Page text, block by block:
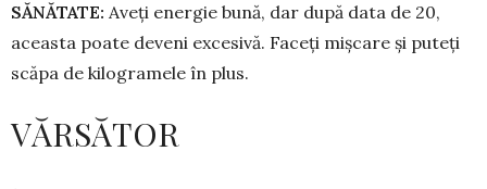
SĂNĂTATE: Aveți energie bună, dar după data de 20,
aceasta poate deveni excesivă. Faceți mișcare și puteți
scăpa de kilogramele în plus.
VĂRSĂTOR